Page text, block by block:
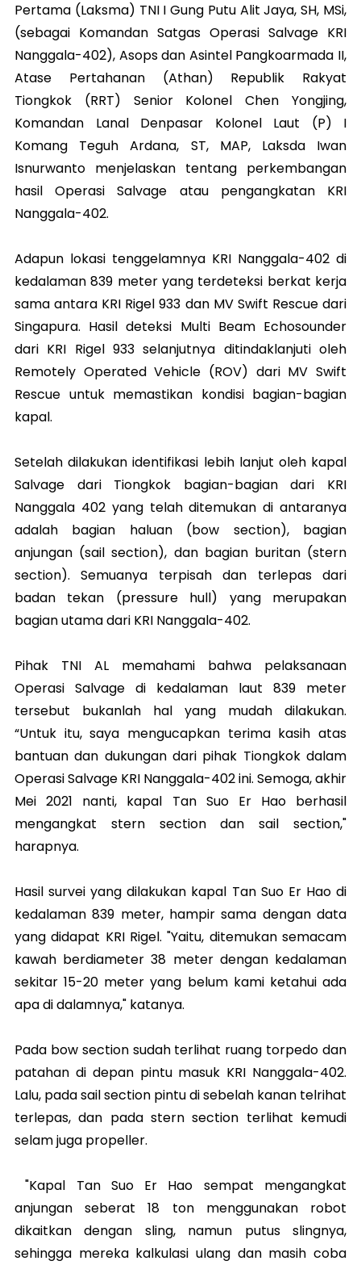
Pertama (Laksma) TNI I Gung Putu Alit Jaya, SH, MSi,
(sebagai Komandan Satgas Operasi Salvage KRI
Nanggala-402), Asops dan Asintel Pangkoarmada II,
Atase Pertahanan (Athan) Republik Rakyat
Tiongkok (RRT) Senior Kolonel Chen Yongjing,
Komandan Lanal Denpasar Kolonel Laut (P) I
Komang Teguh Ardana, ST, MAP, Laksda Iwan
Isnurwanto menjelaskan tentang perkembangan
hasil Operasi Salvage atau pengangkatan KRI
Nanggala-402.
Adapun lokasi tenggelamnya KRI Nanggala-402 di
kedalaman 839 meter yang terdeteksi berkat kerja
sama antara KRI Rigel 933 dan MV Swift Rescue dari
Singapura. Hasil deteksi Multi Beam Echosounder
dari KRI Rigel 933 selanjutnya ditindaklanjuti oleh
Remotely Operated Vehicle (ROV) dari MV Swift
Rescue untuk memastikan kondisi bagian-bagian
kapal.
Setelah dilakukan identifikasi lebih lanjut oleh kapal
Salvage dari Tiongkok bagian-bagian dari KRI
Nanggala 402 yang telah ditemukan di antaranya
adalah bagian haluan (bow section), bagian
anjungan (sail section), dan bagian buritan (stern
section). Semuanya terpisah dan terlepas dari
badan tekan (pressure hull) yang merupakan
bagian utama dari KRI Nanggala-402.
Pihak TNI AL memahami bahwa pelaksanaan
Operasi Salvage di kedalaman laut 839 meter
tersebut bukanlah hal yang mudah dilakukan.
“Untuk itu, saya mengucapkan terima kasih atas
bantuan dan dukungan dari pihak Tiongkok dalam
Operasi Salvage KRI Nanggala-402 ini. Semoga, akhir
Mei 2021 nanti, kapal Tan Suo Er Hao berhasil
mengangkat stern section dan sail section,"
harapnya.
Hasil survei yang dilakukan kapal Tan Suo Er Hao di
kedalaman 839 meter, hampir sama dengan data
yang didapat KRI Rigel. "Yaitu, ditemukan semacam
kawah berdiameter 38 meter dengan kedalaman
sekitar 15-20 meter yang belum kami ketahui ada
apa di dalamnya," katanya.
Pada bow section sudah terlihat ruang torpedo dan
patahan di depan pintu masuk KRI Nanggala-402.
Lalu, pada sail section pintu di sebelah kanan telrihat
terlepas, dan pada stern section terlihat kemudi
selam juga propeller.
"Kapal Tan Suo Er Hao sempat mengangkat
anjungan seberat 18 ton menggunakan robot
dikaitkan dengan sling, namun putus slingnya,
sehingga mereka kalkulasi ulang dan masih coba